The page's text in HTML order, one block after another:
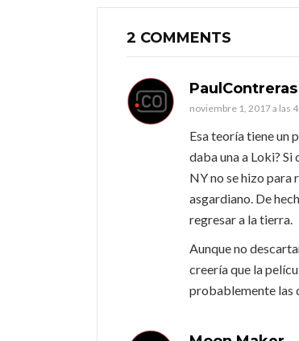
2 COMMENTS
PaulContreras
noviembre 1, 2017 a las
Esa teoría tiene un
daba una a Loki? Si
NY no se hizo para
asgardiano. De
regresar a la tierra.
Aunque no
creería que la
probablemente las